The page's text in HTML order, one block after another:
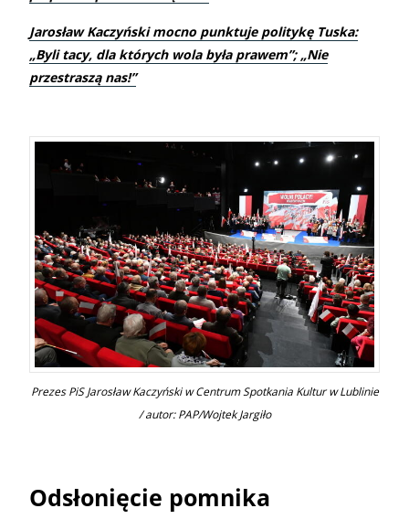
Jarosław Kaczyński mocno punktuje politykę Tuska:
„Byli tacy, dla których wola była prawem”; „Nie
przestraszą nas!”
Prezes PiS Jarosław Kaczyński w Centrum Spotkania Kultur w Lublinie
/ autor: PAP/Wojtek Jargiło
Odsłonięcie pomnika